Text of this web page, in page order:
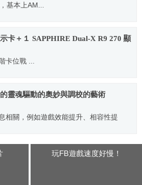
基本上AM...
卡＋１ SAPPHIRE Dual-X R9 270 顯
位戰 ...
靈魂驅動的奧妙與調校的藝術
相關，例如遊戲效能提升、相容性提
玩FB遊戲速度好慢！